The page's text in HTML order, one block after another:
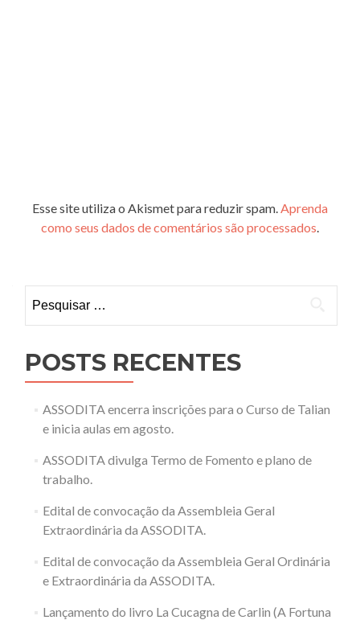
Esse site utiliza o Akismet para reduzir spam.Aprenda
como seus dados de comentários são processados.
por:
POSTS RECENTES
ASSODITA encerra inscrições para o Curso de Talian
e inicia aulas em agosto.
ASSODITA divulga Termo de Fomento e plano de
trabalho.
Edital de convocação da Assembleia Geral
Extraordinária da ASSODITA.
Edital de convocação da Assembleia Geral Ordinária
e Extraordinária da ASSODITA.
Lançamento do livro La Cucagna de Carlin (A Fortuna